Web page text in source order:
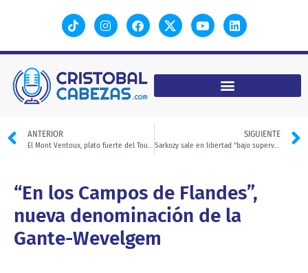
ANTERIOR
El Mont Ventoux, plato fuerte del Tour femenino 2026
SIGUIENTE
Sarkozy sale en libertad “bajo supervisión judicial” tras 20 días en la cárcel
“En los Campos de Flandes”,
nueva denominación de la
Gante-Wevelgem